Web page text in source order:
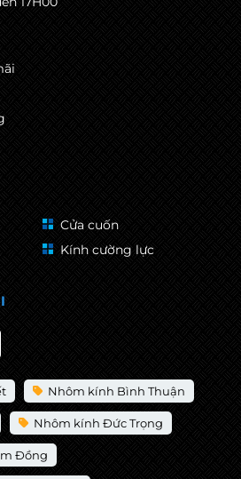
Cửa cuốn
Kính cường lực
Nhôm kính Bình Thuận
Nhôm kính Đức Trọng
Đồng